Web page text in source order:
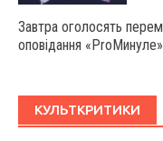
Завтра оголосять
оповідання «ProМинуле»
КУЛЬТКРИТИКИ